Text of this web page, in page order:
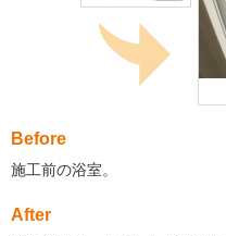
Before
施工前の浴室。
After